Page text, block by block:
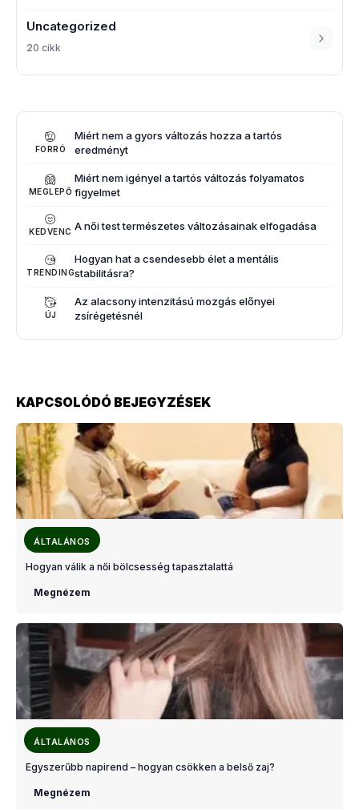
Uncategorized
20 cikk
FORRÓ
Miért nem a gyors változás hozza a tartós
eredményt
MEGLEPŐ
Miért nem igényel a tartós változás folyamatos
figyelmet
KEDVENC A női test természetes változásainak elfogadása
TRENDING
Hogyan hat a csendesebb élet a mentális
stabilitásra?
ÚJ
Az alacsony intenzitású mozgás előnyei
zsírégetésnél
KAPCSOLÓDÓ BEJEGYZÉSEK
ÁLTALÁNOS
Hogyan válik a női bölcsesség tapasztalattá
Megnézem
ÁLTALÁNOS
Egyszerűbb napirend – hogyan csökken a belső zaj?
Megnézem